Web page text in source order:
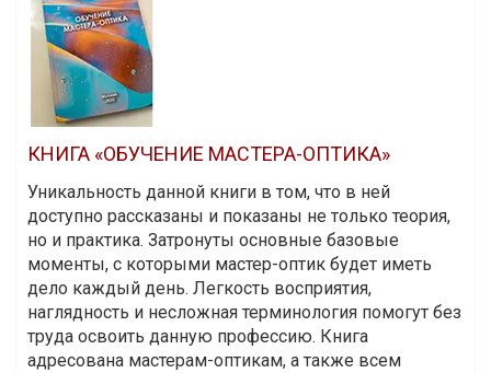
КНИГА «ОБУЧЕНИЕ МАСТЕРА-ОПТИКА»
Уникальность данной книги в том, что в ней
доступно рассказаны и показаны не только теория,
но и практика. Затронуты основные базовые
моменты, с которыми мастер-оптик будет иметь
дело каждый день. Легкость восприятия,
наглядность и несложная терминология помогут без
труда освоить данную профессию. Книга
адресована мастерам-оптикам, а также всем